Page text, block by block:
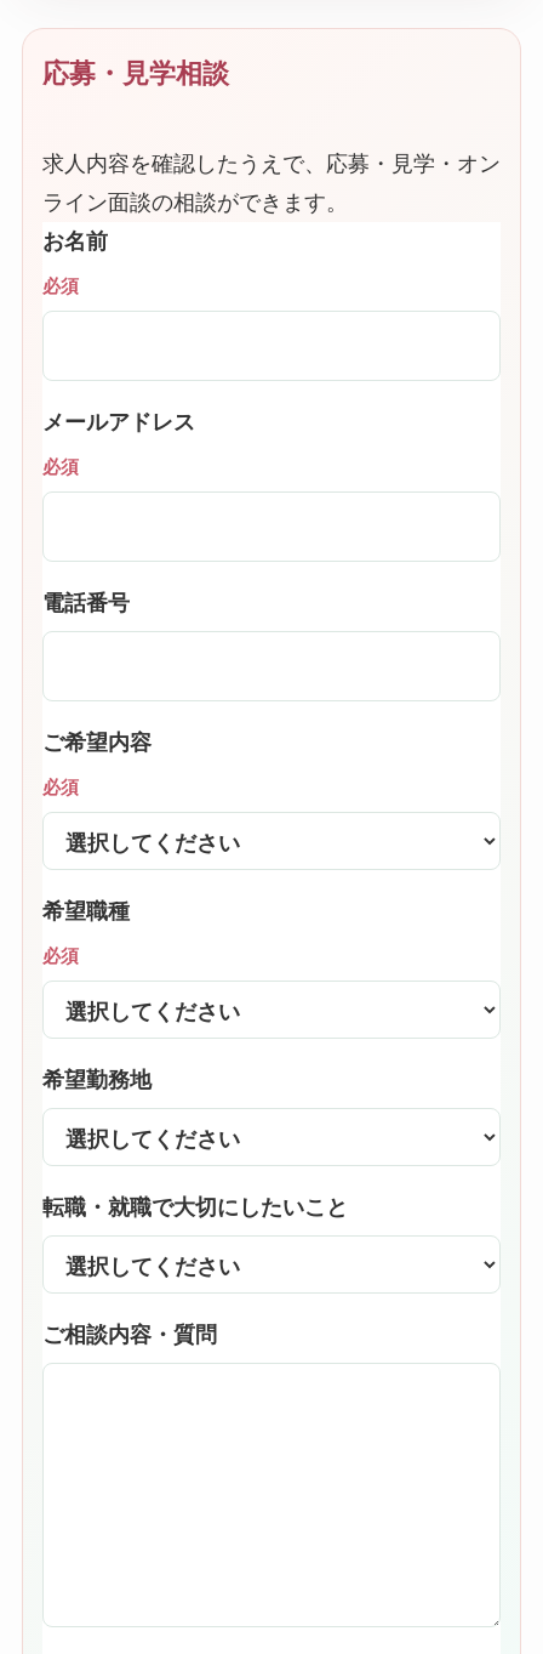
応募・見学相談
求人内容を確認したうえで、応募・見学・オン
ライン面談の相談ができます。
お名前
必須
メールアドレス
必須
電話番号
ご希望内容
必須
希望職種
必須
希望勤務地
転職・就職で大切にしたいこと
ご相談内容・質問